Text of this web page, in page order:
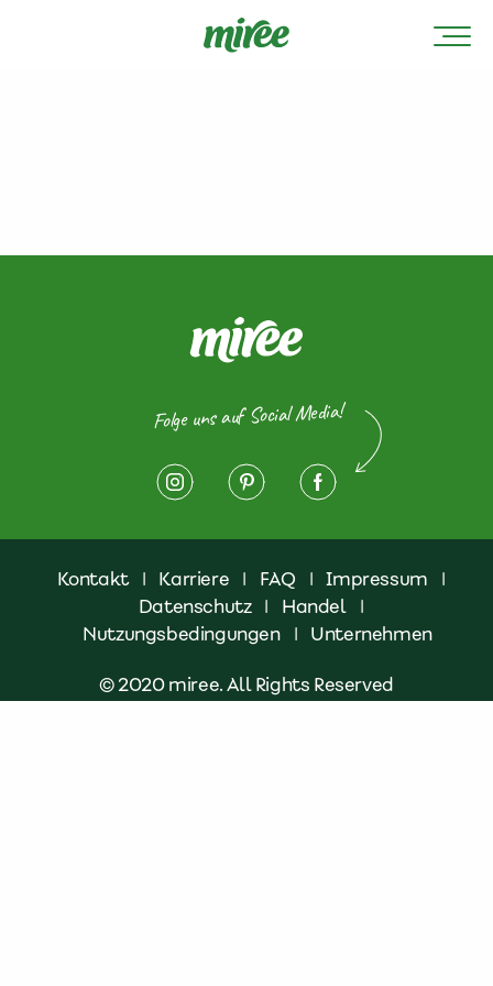
Folge uns auf Social Media!
Kontakt | Karriere | FAQ | Impressum
|
Datenschutz | Handel
|
Nutzungsbedingungen
| Unternehmen
© 2020 miree. All Rights Reserved